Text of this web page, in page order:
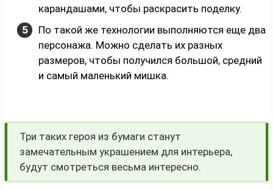
карандашами, чтобы раскрасить поделку.
По такой же технологии выполняются еще два
персонажа. Можно сделать их разных
размеров, чтобы получился большой, средний
и самый маленький мишка.
Три таких героя из бумаги станут
замечательным украшением для интерьера,
будут смотреться весьма интересно.